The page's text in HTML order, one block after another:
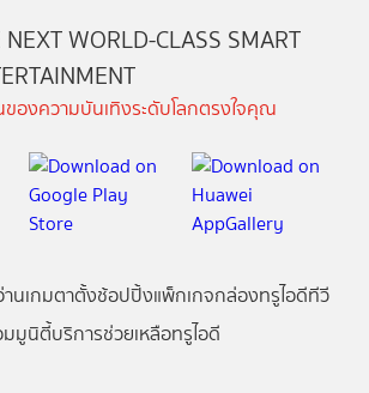
NEXT WORLD-CLASS SMART
องความบันเทิงระดับโลกตรงใจคุณ
นเกมตาตั้งช้อปปิ้งแพ็กเกจกล่องทรูไอดีทีวี
มูนิตี้บริการช่วยเหลือทรูไอดี